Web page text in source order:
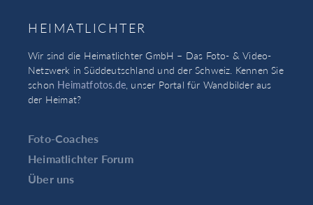
HEIMATLICHTER
Wir sind die Heimatlichter GmbH – Das Foto- & Video-
Netzwerk in Süddeutschland und der Schweiz. Kennen Sie
schon Heimatfotos.de , unser Portal für Wandbilder aus
der Heimat?
Foto-Coaches
Heimatlichter Forum
Über uns